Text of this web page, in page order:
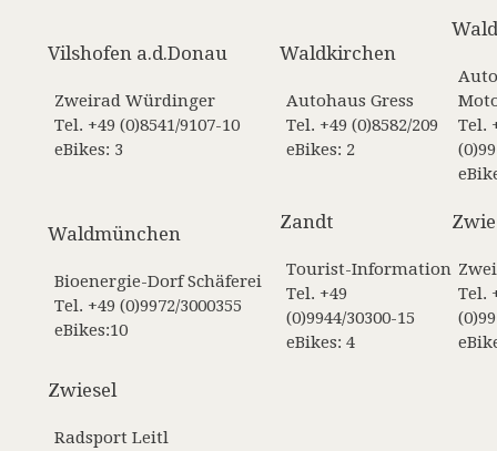
Vilshofen a.d.Donau
Zweirad Würdinger
Tel. +49 (0)8541/9107-10
eBikes: 3
Waldkirchen
Autohaus Gress
Tel. +49 (0)8582/209
eBikes: 2
Tel.
Waldmünchen
Bioenergie-Dorf Schäferei
Tel. +49 (0)9972/3000355
eBikes:10
Zandt
Tourist-Information
Tel. +49
(0)9944/30300-15
eBikes: 4
Tel.
Zwiesel
Radsport Leitl